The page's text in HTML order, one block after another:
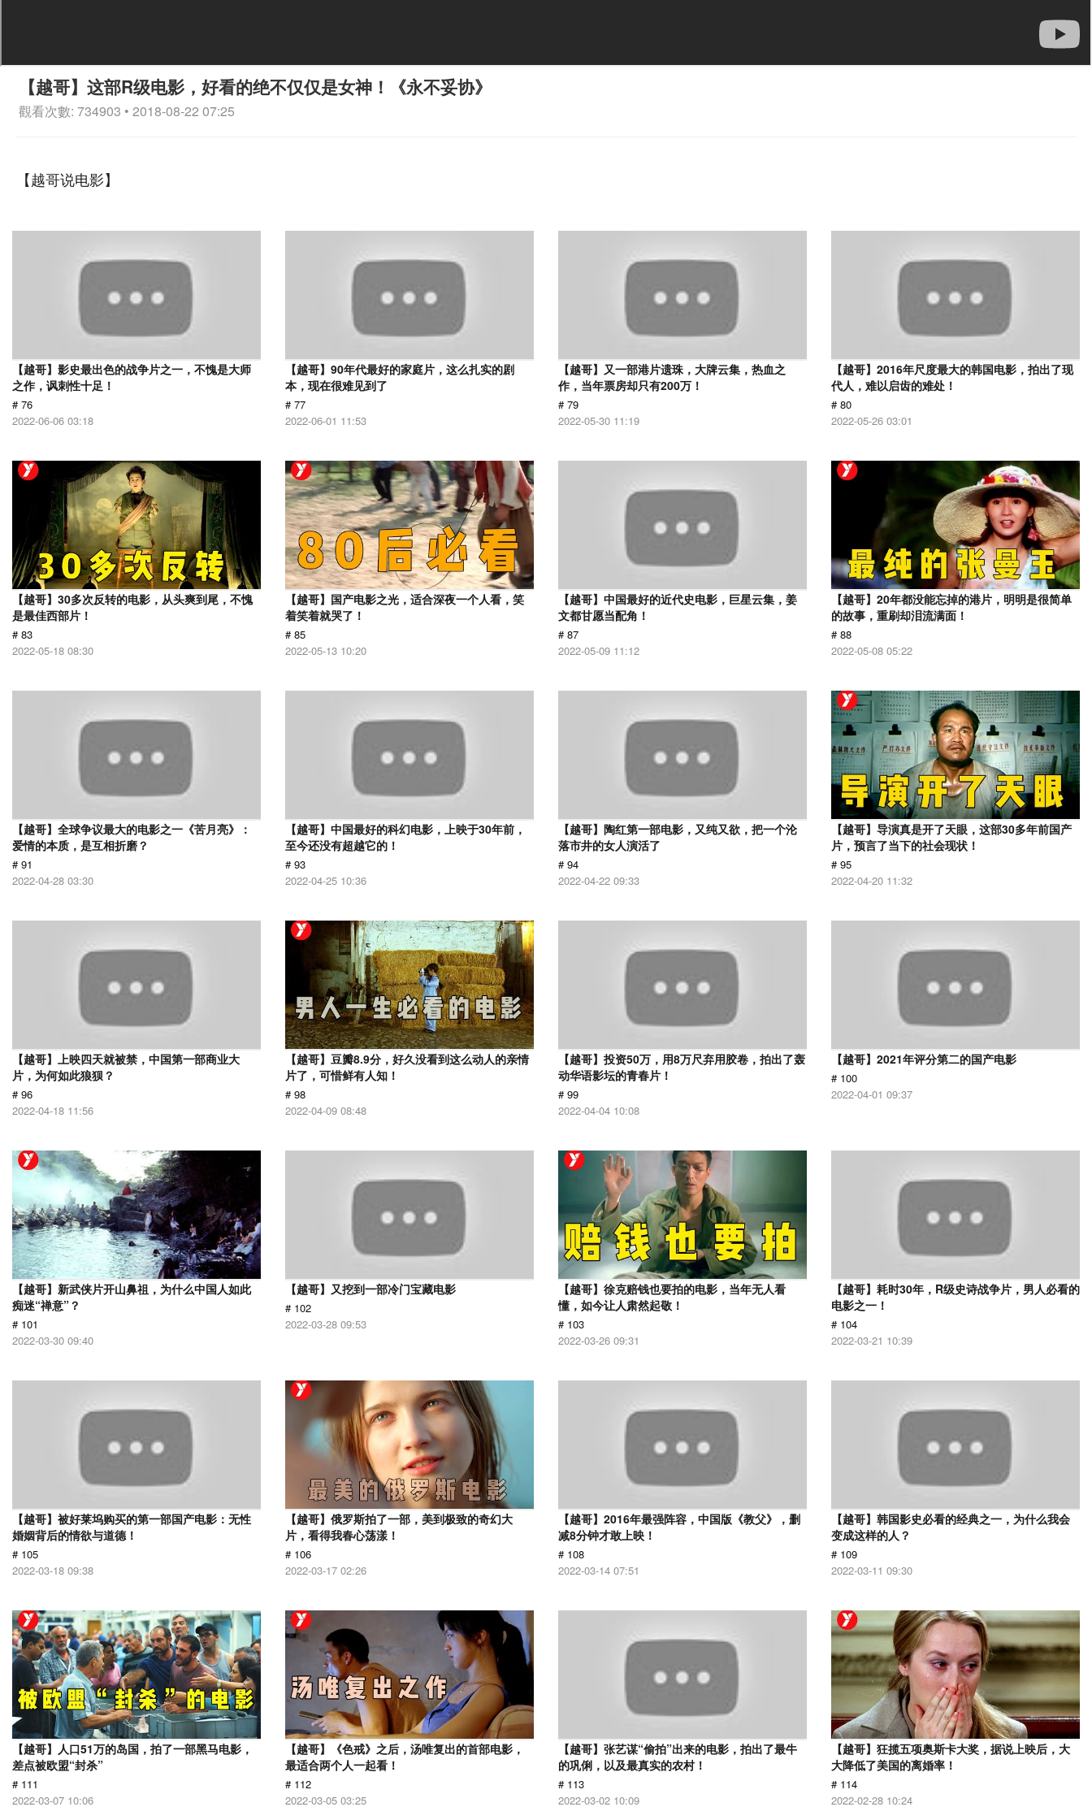
【越哥】这部R级电影，好看的绝不仅仅是女神！《永不妥协》
觀看次數: 734903 • 2018-08-22 07:25
【越哥说电影】
【越哥】影史最出色的战争片之一，不愧是大师
之作，讽刺性十足！
# 76
2022-06-06 03:18
【越哥】90年代最好的家庭片，这么扎实的剧
本，现在很难见到了
# 77
2022-06-01 11:53
【越哥】又一部港片遗珠，大牌云集，热血之
作，当年票房却只有200万！
# 79
2022-05-30 11:19
【越哥】2016年尺度最大的韩国电影，拍出了现
代人，难以启齿的难处！
# 80
2022-05-26 03:01
【越哥】30多次反转的电影，从头爽到尾，不愧
是最佳西部片！
# 83
2022-05-18 08:30
【越哥】国产电影之光，适合深夜一个人看，笑
着笑着就哭了！
# 85
2022-05-13 10:20
【越哥】中国最好的近代史电影，巨星云集，姜
文都甘愿当配角！
# 87
2022-05-09 11:12
【越哥】20年都没能忘掉的港片，明明是很简单
的故事，重刷却泪流满面！
# 88
2022-05-08 05:22
【越哥】全球争议最大的电影之一《苦月亮》：
爱情的本质，是互相折磨？
# 91
2022-04-28 03:30
【越哥】中国最好的科幻电影，上映于30年前，
至今还没有超越它的！
# 93
2022-04-25 10:36
【越哥】陶红第一部电影，又纯又欲，把一个沦
落市井的女人演活了
# 94
2022-04-22 09:33
【越哥】导演真是开了天眼，这部30多年前国产
片，预言了当下的社会现状！
# 95
2022-04-20 11:32
【越哥】上映四天就被禁，中国第一部商业大
片，为何如此狼狈？
# 96
2022-04-18 11:56
【越哥】豆瓣8.9分，好久没看到这么动人的亲情
片了，可惜鲜有人知！
# 98
2022-04-09 08:48
【越哥】投资50万，用8万尺弃用胶卷，拍出了轰
动华语影坛的青春片！
# 99
2022-04-04 10:08
【越哥】2021年评分第二的国产电影
# 100
2022-04-01 09:37
【越哥】新武侠片开山鼻祖，为什么中国人如此
痴迷“禅意”？
# 101
2022-03-30 09:40
【越哥】又挖到一部冷门宝藏电影
# 102
2022-03-28 09:53
【越哥】徐克赔钱也要拍的电影，当年无人看
懂，如今让人肃然起敬！
# 103
2022-03-26 09:31
【越哥】耗时30年，R级史诗战争片，男人必看的
电影之一！
# 104
2022-03-21 10:39
【越哥】被好莱坞购买的第一部国产电影：无性
婚姻背后的情欲与道德！
# 105
2022-03-18 09:38
【越哥】俄罗斯拍了一部，美到极致的奇幻大
片，看得我春心荡漾！
# 106
2022-03-17 02:26
【越哥】2016年最强阵容，中国版《教父》，删
减8分钟才敢上映！
# 108
2022-03-14 07:51
【越哥】韩国影史必看的经典之一，为什么我会
变成这样的人？
# 109
2022-03-11 09:30
【越哥】人口51万的岛国，拍了一部黑马电影，
差点被欧盟“封杀”
# 111
2022-03-07 10:06
【越哥】《色戒》之后，汤唯复出的首部电影，
最适合两个人一起看！
# 112
2022-03-05 03:25
【越哥】张艺谋“偷拍”出来的电影，拍出了最牛
的巩俐，以及最真实的农村！
# 113
2022-03-02 10:09
【越哥】狂揽五项奥斯卡大奖，据说上映后，大
大降低了美国的离婚率！
# 114
2022-02-28 10:24